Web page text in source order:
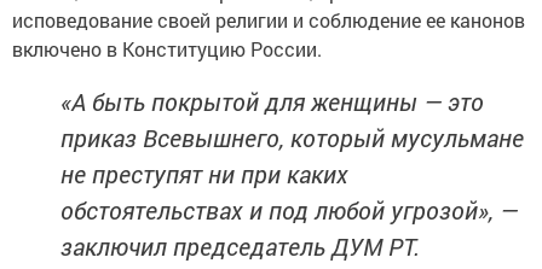
исповедование своей религии и соблюдение ее канонов
включено в Конституцию России.
«А быть покрытой для женщины — это
приказ Всевышнего, который мусульмане
не преступят ни при каких
обстоятельствах и под любой угрозой», —
заключил председатель ДУМ РТ.